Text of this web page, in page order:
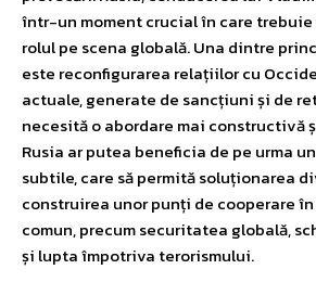
într-un moment crucial în care trebuie
rolul pe scena globală. Una dintre
este reconfigurarea relațiilor cu
actuale, generate de sancțiuni și de
necesită o abordare mai constructivă
Rusia ar putea beneficia de pe urma
subtile, care să permită soluționarea
construirea unor punți de cooperare
comun, precum securitatea globală,
și lupta împotriva terorismului.